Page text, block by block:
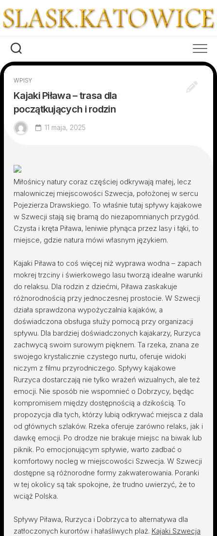
to
content
WPISY
Kajaki Piława – trasa dla
początkujących i rodzin
11 maja, 2025
Miłośnicy natury coraz częściej odkrywają małej, lecz
malowniczej miejscowości Szwecja, położonej w sercu
Pojezierza Drawskiego. To właśnie tutaj spływy kajakowe
w Szwecji stają się bramą do niezapomnianych przygód.
Czysta i kręta Piława, leniwie płynąca przez lasy i łąki, to
miejsce, gdzie natura mówi własnym językiem.
Kajaki Piława to coś więcej niż wyprawa wodna – zapach
mokrej trzciny i świerkowego lasu tworzą idealne warunki
do relaksu. Dla rodzin z dziećmi, Piława zaskakuje
różnorodnością przy jednoczesnej prostocie. W Szwecji
działa sprawdzona wypożyczalnia kajaków, a
doświadczona obsługa służy pomocą przy organizacji
spływu. Dla bardziej doświadczonych kajakarzy, Rurzyca
zachwycą swoim surowym pięknem. Ta rzeka, znana ze
swojego krystalicznie czystego nurtu, oferuje widoki
niczym z filmu przyrodniczego. Spływy kajakowe
Rurzyca dostarczają nie tylko wrażeń wizualnych, ale też
emocji. Nie sposób nie wspomnieć o Dobrzycy, będąc
kompromisem między dostępnością a dzikością. To
propozycja dla tych, którzy lubią odkrywać miejsca z dala
od głównych szlaków. Rzeka oferuje zarówno relaks, jak i
dawkę emocji. Po drodze nie brakuje miejsc na biwak lub
piknik. Po emocjonującym spływie, warto zadbać o
komfortowy nocleg w miejscowości Szwecja. W Szwecji
dostępne są różnorodne formy zakwaterowania. Poranki
w tej okolicy są tak spokojne, że trudno uwierzyć, że to
wciąż Polska.
Spływy Piława, Rurzyca i Dobrzyca to alternatywa dla
zatłoczonych kurortów i hałaśliwych plaż. Kajaki Szwecja